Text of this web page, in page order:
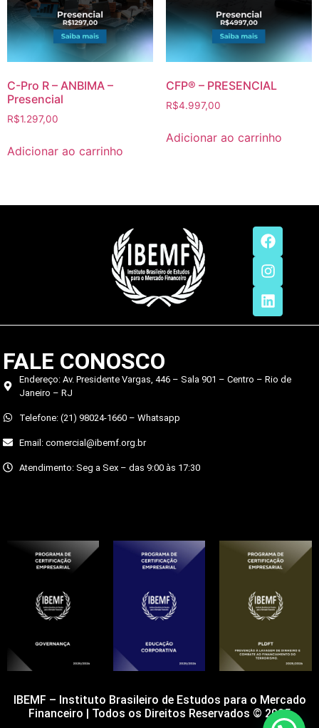
C-Pro R – ANBIMA –
Presencial
R$1.297,00
Adicionar ao carrinho
CFP® – PRESENCIAL
R$4.997,00
Adicionar ao carrinho
FALE CONOSCO
Endereço: Av. Presidente Vargas, 446 – Sala 901 – Centro – Rio de
Janeiro – RJ
Telefone: (21) 98024-1660 – Whatsapp
Email: comercial@ibemf.org.br
Atendimento: Seg a Sex – das 9:00 às 17:30
IBEMF – Instituto Brasileiro de Estudos para o Mercado
Financeiro | Todos os Direitos Reservados © 2025